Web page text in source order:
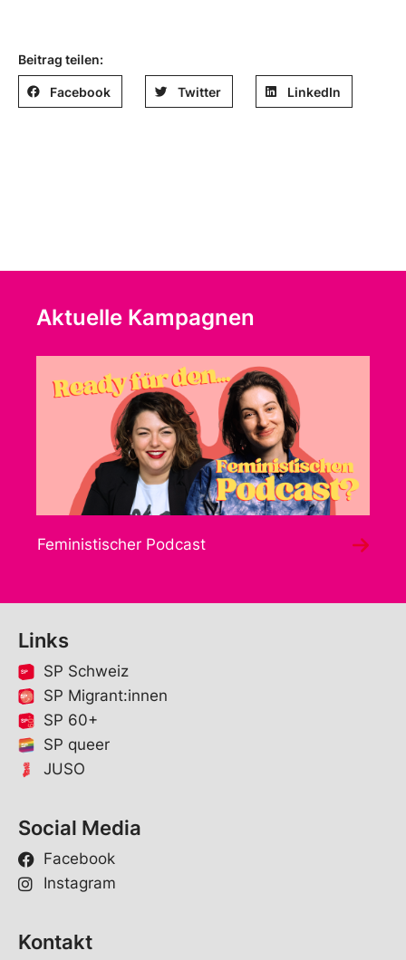
Beitrag teilen:
Facebook Twitter LinkedIn
Aktuelle Kampagnen
Feministischer Podcast
Links
SP Schweiz
SP Migrant:innen
SP 60+
SP queer
JUSO
Social Media
Facebook
Instagram
Kontakt